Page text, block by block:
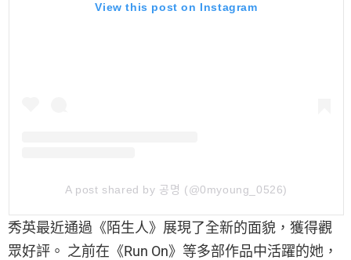
View this post on Instagram
A post shared by 공명 (@0myoung_0526)
秀英最近通過《陌生人》展現了全新的面貌，獲得觀
眾好評。 之前在《Run On》等多部作品中活躍的她，